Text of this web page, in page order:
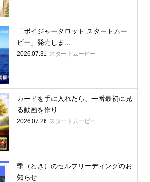
「ボイジャータロット スタートムー
ビー」発売しま...
2026.07.31 スタートムービー
カードを手に入れたら、一番最初に見
る動画を作り...
2026.07.26 スタートムービー
季（とき）のセルフリーディングのお
知らせ